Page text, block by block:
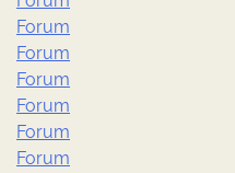
Forum
Forum
Forum
Forum
Forum
Forum